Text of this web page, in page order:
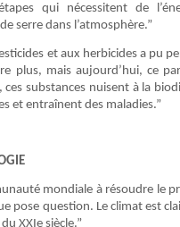
qui nécessitent de
serre dans l’atmosphère.”
et aux herbicides a pu
plus, mais aujourd’hui, ce
substances nuisent à la
et entraînent des maladies.”
mondiale à résoudre le
pose question. Le climat est
XXIe siècle.”